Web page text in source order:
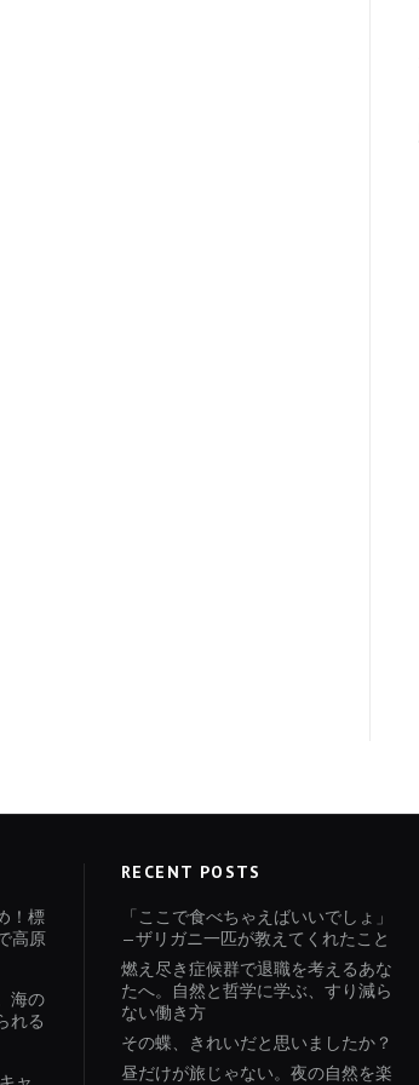
！標
高原
海の
れる
RECENT POSTS
「ここで食べちゃえばいいでしょ」
—ザリガニ一匹が教えてくれたこと
燃え尽き症候群で退職を考えるあな
たへ。自然と哲学に学ぶ、すり減ら
ない働き方
その蝶、きれいだと思いましたか？
昼だけが旅じゃない。夜の自然を楽